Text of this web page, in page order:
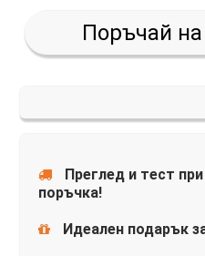
Поръчай
Преглед и тест
поръчка!
Идеален подарък